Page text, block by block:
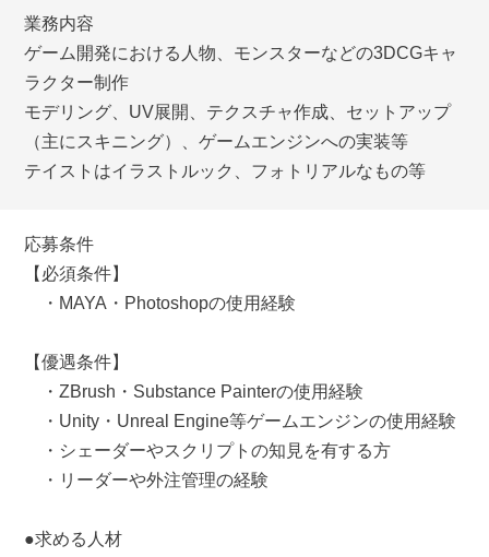
業務内容
ゲーム開発における人物、モンスターなどの3DCGキャ
ラクター制作
モデリング、UV展開、テクスチャ作成、セットアップ
（主にスキニング）、ゲームエンジンへの実装等
テイストはイラストルック、フォトリアルなもの等
応募条件
【必須条件】
・MAYA・Photoshopの使用経験
【優遇条件】
・ZBrush・Substance Painterの使用経験
・Unity・Unreal Engine等ゲームエンジンの使用経験
・シェーダーやスクリプトの知見を有する方
・リーダーや外注管理の経験
●求める人材